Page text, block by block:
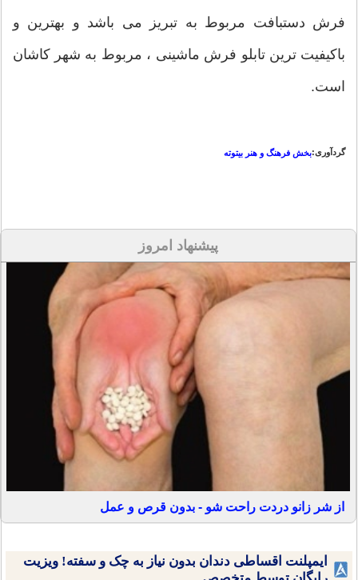
فرش دستبافت مربوط به تبریز می باشد و بهترین و
باکیفیت ترین تابلو فرش ماشینی ، مربوط به شهر کاشان
است.
گردآوری:بخش فرهنگ و هنر بیتوته
پیشنهاد امروز
از شر زانو دردت راحت شو - بدون قرص و عمل
ایمپلنت اقساطی دندان بدون نیاز به چک و سفته! ویزیت